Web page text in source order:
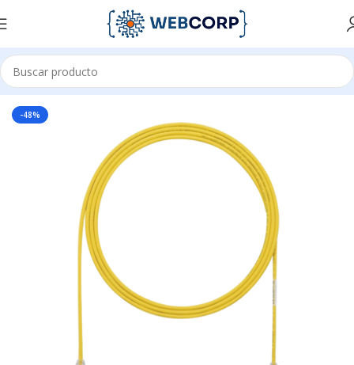
Inicio REDES CABLEADO ESTRUCTURADO PATCH CORD
-48%